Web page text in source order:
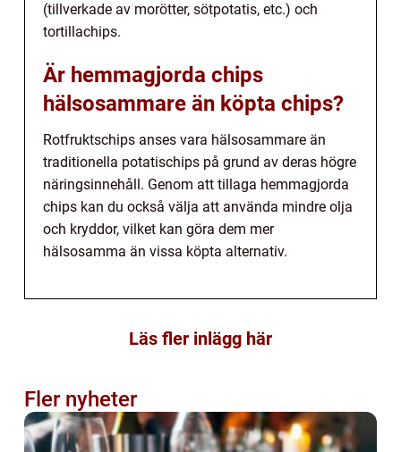
(tillverkade av morötter, sötpotatis, etc.) och
tortillachips.
Är hemmagjorda chips
hälsosammare än köpta chips?
Rotfruktschips anses vara hälsosammare än
traditionella potatischips på grund av deras högre
näringsinnehåll. Genom att tillaga hemmagjorda
chips kan du också välja att använda mindre olja
och kryddor, vilket kan göra dem mer
hälsosamma än vissa köpta alternativ.
Läs fler inlägg här
Fler nyheter